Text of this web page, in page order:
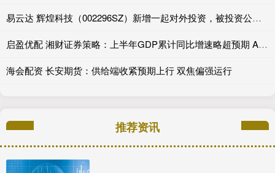
易云达 辉煌科技（002296SZ）新增一起对外投资，被投资公司为石家庄辉煌智控轨道科技有限公司
启盈优配 湘财证券策略：上半年GDP累计同比增速略超预期 A股指数持续震荡上行
海会配资 长安期货：供给端收紧预期上行 双焦偏强运行
推荐资讯